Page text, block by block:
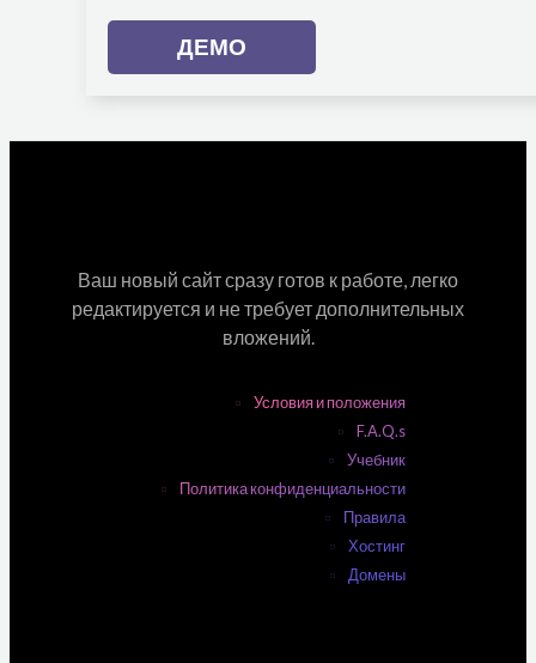
ДЕМО
Ваш новый сайт сразу готов к работе, легко
редактируется и не требует дополнительных
вложений.
Условия и положения
F.A.Q.s
Учебник
Политика конфиденциальности
Правила
Хостинг
Домены